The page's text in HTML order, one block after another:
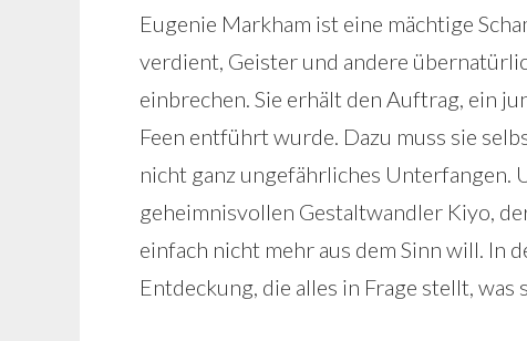
Eugenie Markham ist eine mächtige
verdient, Geister und andere
einbrechen. Sie erhält den Auftrag, ein
Feen entführt wurde. Dazu muss sie
nicht ganz ungefährliches Unterfangen.
geheimnisvollen Gestaltwandler Kiyo,
einfach nicht mehr aus dem Sinn will. In
Entdeckung, die alles in Frage stellt, was